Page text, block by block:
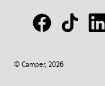
© Camper, 2026